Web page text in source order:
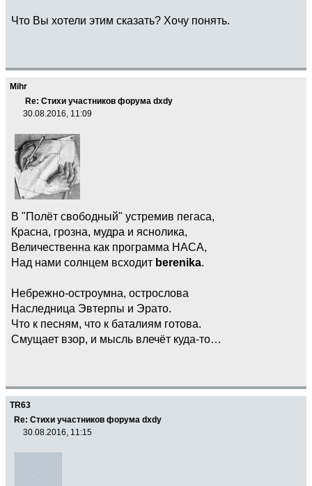
Что Вы хотели этим сказать? Хочу понять.
Mihr
Re: Стихи участников форума dxdy
30.08.2016, 11:09
В "Полёт свободный" устремив пегаса,
Красна, грозна, мудра и яснолика,
Величественна как программа НАСА,
Над нами солнцем всходит berenika.
Небрежно-остроумна, острослова
Наследница Эвтерпы и Эрато.
Что к песням, что к баталиям готова.
Смущает взор, и мысль влечёт куда-то…
TR63
Re: Стихи участников форума dxdy
30.08.2016, 11:15